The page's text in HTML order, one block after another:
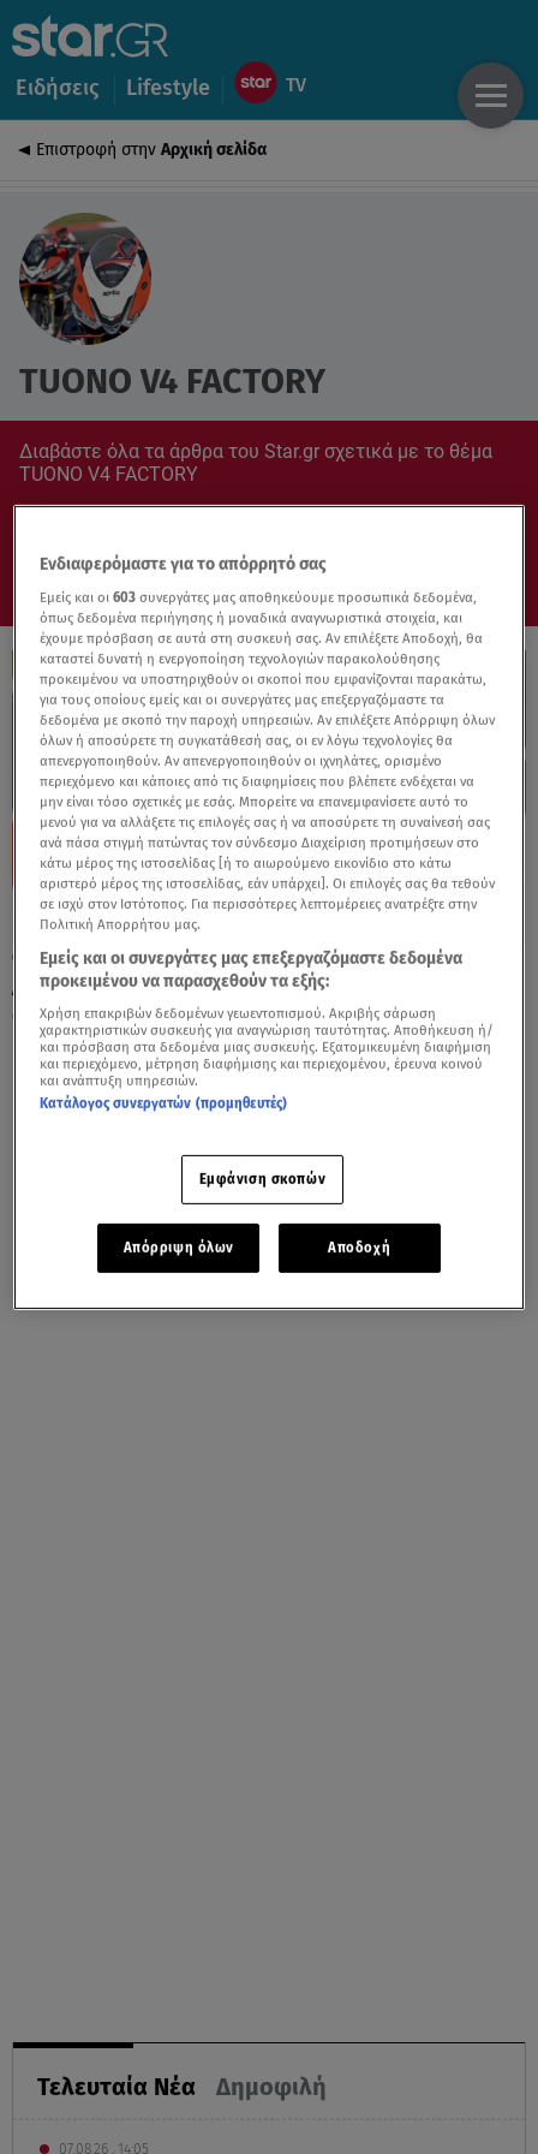
Ειδήσεις Lifestyle
Επιστροφή στην Αρχική σελίδα
TUONO V4 FACTORY
Διαβάστε όλα τα άρθρα του Star.gr σχετικά με το θέμα
TUONO V4 FACTORY
18.04.24, 18:04
Aprillia RSV4 Factory και Tuono V4 Factory:
Οι τιμές στην Ελλάδα
Τελευταία Νέα Δημοφιλή
07.08.26 , 14:05
Ενδιαφερόμαστε για το απόρρητό σας
Εμείς και οι603 συνεργάτες μας αποθηκεύουμε προσωπικά δεδομένα,
όπως δεδομένα περιήγησης ή μοναδικά αναγνωριστικά στοιχεία, και
έχουμε πρόσβαση σε αυτά στη συσκευή σας. Αν επιλέξετε Αποδοχή, θα
καταστεί δυνατή η ενεργοποίηση τεχνολογιών παρακολούθησης
προκειμένου να υποστηριχθούν οι σκοποί που εμφανίζονται παρακάτω,
για τους οποίους εμείς και οι συνεργάτες μας επεξεργαζόμαστε τα
δεδομένα με σκοπό την παροχή υπηρεσιών. Αν επιλέξετε Απόρριψη όλων
όλων ή αποσύρετε τη συγκατάθεσή σας, οι εν λόγω τεχνολογίες θα
απενεργοποιηθούν. Αν απενεργοποιηθούν οι ιχνηλάτες, ορισμένο
περιεχόμενο και κάποιες από τις διαφημίσεις που βλέπετε ενδέχεται να
μην είναι τόσο σχετικές με εσάς. Μπορείτε να επανεμφανίσετε αυτό το
μενού για να αλλάξετε τις επιλογές σας ή να αποσύρετε τη συναίνεσή σας
ανά πάσα στιγμή πατώντας τον σύνδεσμο Διαχείριση προτιμήσεων στο
κάτω μέρος της ιστοσελίδας [ή το αιωρούμενο εικονίδιο στο κάτω
αριστερό μέρος της ιστοσελίδας, εάν υπάρχει]. Οι επιλογές σας θα τεθούν
σε ισχύ στον Ιστότοπος. Για περισσότερες λεπτομέρειες ανατρέξτε στην
Πολιτική Απορρήτου μας.
Εμείς και οι συνεργάτες μας επεξεργαζόμαστε δεδομένα
προκειμένου να παρασχεθούν τα εξής:
Χρήση επακριβών δεδομένων γεωεντοπισμού. Ακριβής σάρωση
χαρακτηριστικών συσκευής για αναγνώριση ταυτότητας. Αποθήκευση ή/
και πρόσβαση στα δεδομένα μιας συσκευής. Εξατομικευμένη διαφήμιση
και περιεχόμενο, μέτρηση διαφήμισης και περιεχομένου, έρευνα κοινού
και ανάπτυξη υπηρεσιών.
Κατάλογος συνεργατών (προμηθευτές)
Εμφάνιση σκοπών
Απόρριψη όλων Αποδοχή